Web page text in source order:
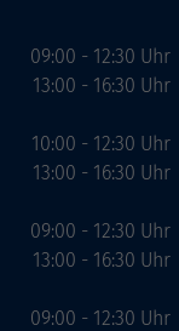
09:00 - 12:30 Uhr
13:00 - 16:30 Uhr
10:00 - 12:30 Uhr
13:00 - 16:30 Uhr
09:00 - 12:30 Uhr
13:00 - 16:30 Uhr
09:00 - 12:30 Uhr